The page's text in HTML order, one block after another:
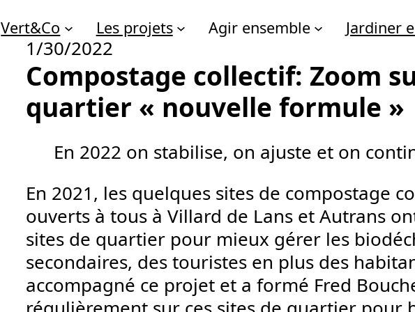
Vert&Co Les projets Agir ensemble Jardiner
1/30/2022
Compostage collectif: Zoom
quartier « nouvelle formule »
En 2022 on stabilise, on ajuste et on
En 2021, les quelques sites de compostage
ouverts à tous à Villard de Lans et Autrans
sites de quartier pour mieux gérer les
secondaires, des touristes en plus des
accompagné ce projet et a formé Fred